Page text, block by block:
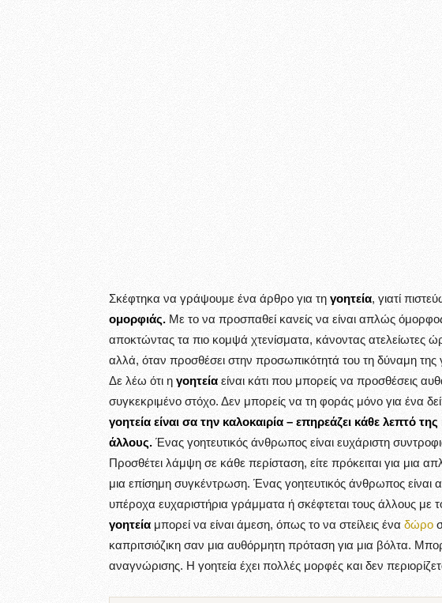
Σκέφτηκα να γράψουμε ένα άρθρο για τη γοητεία, γιατί
ομορφιάς. Με το να προσπαθεί κανείς να είναι απλώς
αποκτώντας τα πιο κομψά χτενίσματα, κάνοντας ατελείωτες
αλλά, όταν προσθέσει στην προσωπικότητά του τη δύναμη της
Δε λέω ότι η γοητεία είναι κάτι που μπορείς να προσθέσεις
συγκεκριμένο στόχο. Δεν μπορείς να τη φοράς μόνο για ένα
γοητεία είναι σα την καλοκαιρία – επηρεάζει κάθε λεπτό
άλλους. Ένας γοητευτικός άνθρωπος είναι ευχάριστη
Προσθέτει λάμψη σε κάθε περίσταση, είτε πρόκειται για μια
μια επίσημη συγκέντρωση. Ένας γοητευτικός άνθρωπος είναι
υπέροχα ευχαριστήρια γράμματα ή σκέφτεται τους άλλους με
γοητεία μπορεί να είναι άμεση, όπως το να στείλεις ένα δώρο
καπριτσιόζικη σαν μια αυθόρμητη πρόταση για μια βόλτα.
αναγνώρισης. Η γοητεία έχει πολλές μορφές και δεν